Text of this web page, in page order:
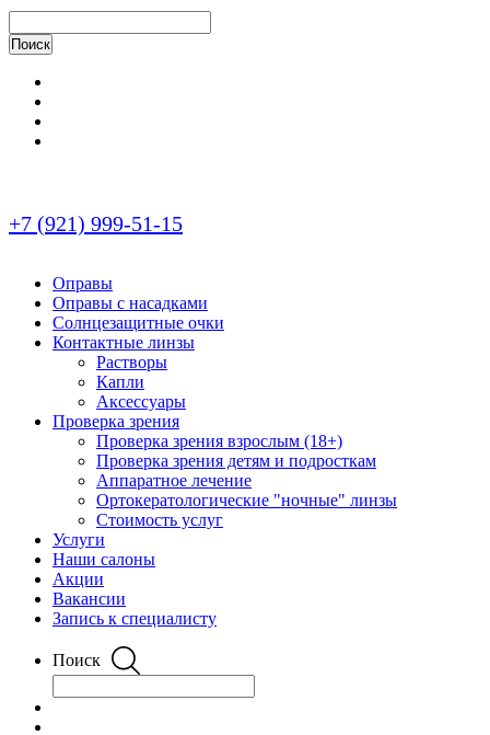
+7 (921) 999-51-15
Оправы
Оправы с насадками
Солнцезащитные очки
Контактные линзы
Растворы
Капли
Аксессуары
Проверка зрения
Проверка зрения взрослым (18+)
Проверка зрения детям и подросткам
Аппаратное лечение
Ортокератологические "ночные" линзы
Стоимость услуг
Услуги
Наши салоны
Акции
Вакансии
Запись к специалисту
Поиск